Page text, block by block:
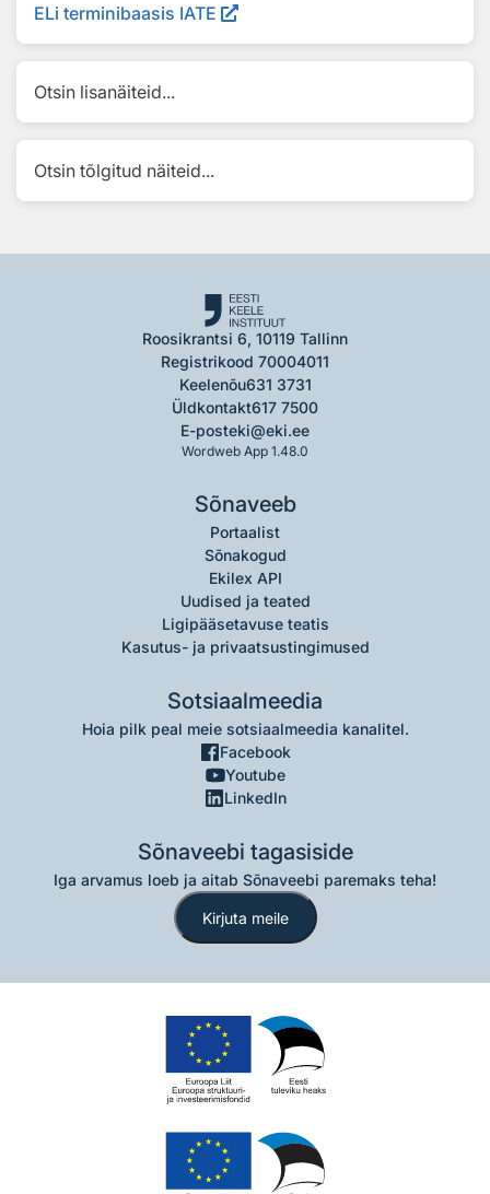
ELi terminibaasis IATE
Otsin lisanäiteid...
Otsin tõlgitud näiteid...
Roosikrantsi 6, 10119 Tallinn
Registrikood 70004011
Keelenõu631 3731
Üldkontakt617 7500
E-posteki@eki.ee
Wordweb App 1.48.0
Sõnaveeb
Portaalist
Sõnakogud
Ekilex API
Uudised ja teated
Ligipääsetavuse teatis
Kasutus- ja privaatsustingimused
Sotsiaalmeedia
Hoia pilk peal meie sotsiaalmeedia kanalitel.
Facebook
Youtube
LinkedIn
Sõnaveebi tagasiside
Iga arvamus loeb ja aitab Sõnaveebi paremaks teha!
Kirjuta meile